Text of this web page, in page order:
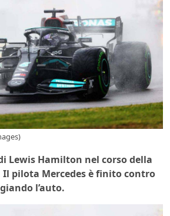
Lewis Hamilton nel corso della
Il pilota Mercedes è finito contro
l’auto.